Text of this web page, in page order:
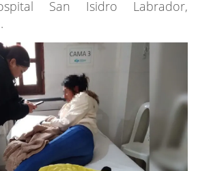
San Isidro Labrador,